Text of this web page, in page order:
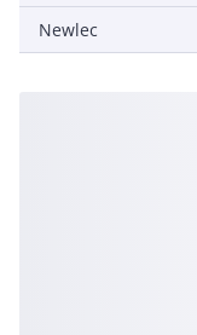
Newlec